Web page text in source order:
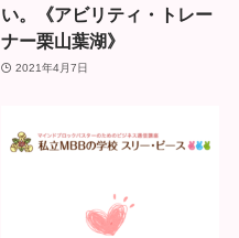
い。《アビリティ・トレー
ナー栗山葉湖》
2021年4月7日